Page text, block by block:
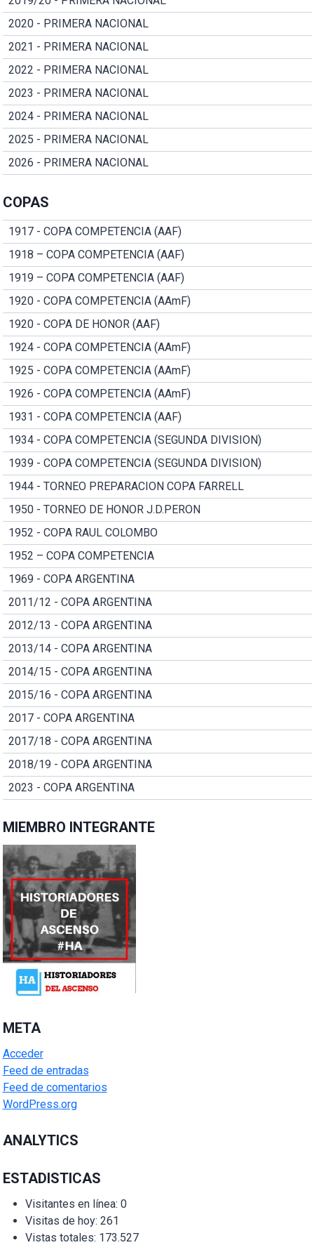
2020 - PRIMERA NACIONAL
2021 - PRIMERA NACIONAL
2022 - PRIMERA NACIONAL
2023 - PRIMERA NACIONAL
2024 - PRIMERA NACIONAL
2025 - PRIMERA NACIONAL
2026 - PRIMERA NACIONAL
COPAS
1917 - COPA COMPETENCIA (AAF)
1918 – COPA COMPETENCIA (AAF)
1919 – COPA COMPETENCIA (AAF)
1920 - COPA COMPETENCIA (AAmF)
1920 - COPA DE HONOR (AAF)
1924 - COPA COMPETENCIA (AAmF)
1925 - COPA COMPETENCIA (AAmF)
1926 - COPA COMPETENCIA (AAmF)
1931 - COPA COMPETENCIA (AAF)
1934 - COPA COMPETENCIA (SEGUNDA DIVISION)
1939 - COPA COMPETENCIA (SEGUNDA DIVISION)
1944 - TORNEO PREPARACION COPA FARRELL
1950 - TORNEO DE HONOR J.D.PERON
1952 - COPA RAUL COLOMBO
1952 – COPA COMPETENCIA
1969 - COPA ARGENTINA
2011/12 - COPA ARGENTINA
2012/13 - COPA ARGENTINA
2013/14 - COPA ARGENTINA
2014/15 - COPA ARGENTINA
2015/16 - COPA ARGENTINA
2017 - COPA ARGENTINA
2017/18 - COPA ARGENTINA
2018/19 - COPA ARGENTINA
2023 - COPA ARGENTINA
MIEMBRO INTEGRANTE
META
Acceder
Feed de entradas
Feed de comentarios
WordPress.org
ANALYTICS
ESTADISTICAS
Visitantes en línea: 0
Visitas de hoy: 261
Vistas totales: 173.527